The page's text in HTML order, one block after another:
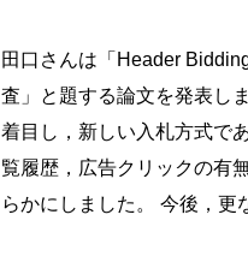
田口さんは「Header
査」と題する論文を発表し
着目し，新しい入札方式で
覧履歴，広告クリックの有
らかにしました。 今後，更